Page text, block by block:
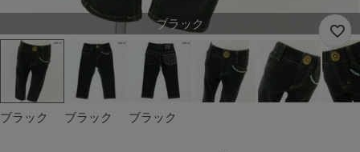
ブラック
ブラック ブラック ブラック